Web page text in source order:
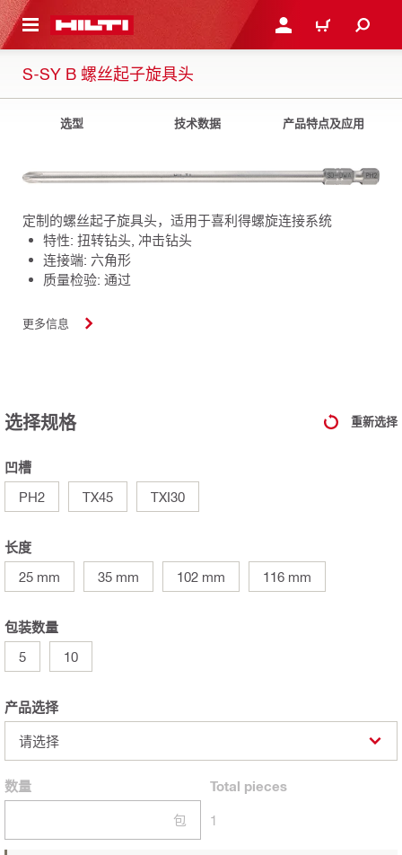
到主页 登录或注册购物车
S-SY B 螺丝起子旋具头
选型 技术数据 产品特点及应用
定制的螺丝起子旋具头，适用于喜利得螺旋连接系统
特性: 扭转钻头, 冲击钻头
连接端: 六角形
质量检验: 通过
更多信息
选择规格 重新选择
凹槽
PH2
TX45 TXI30
长度
25 mm
35 mm 102 mm 116 mm
包装数量
5
10
产品选择
请选择
数量
包
Total pieces
1